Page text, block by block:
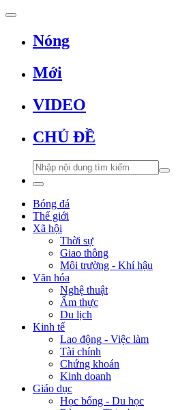
Nóng
Mới
VIDEO
CHỦ ĐỀ
Bóng đá
Thế giới
Xã hội
Thời sự
Giao thông
Môi trường - Khí hậu
Văn hóa
Nghệ thuật
Ẩm thực
Du lịch
Kinh tế
Lao động - Việc làm
Tài chính
Chứng khoán
Kinh doanh
Giáo dục
Học bổng - Du học